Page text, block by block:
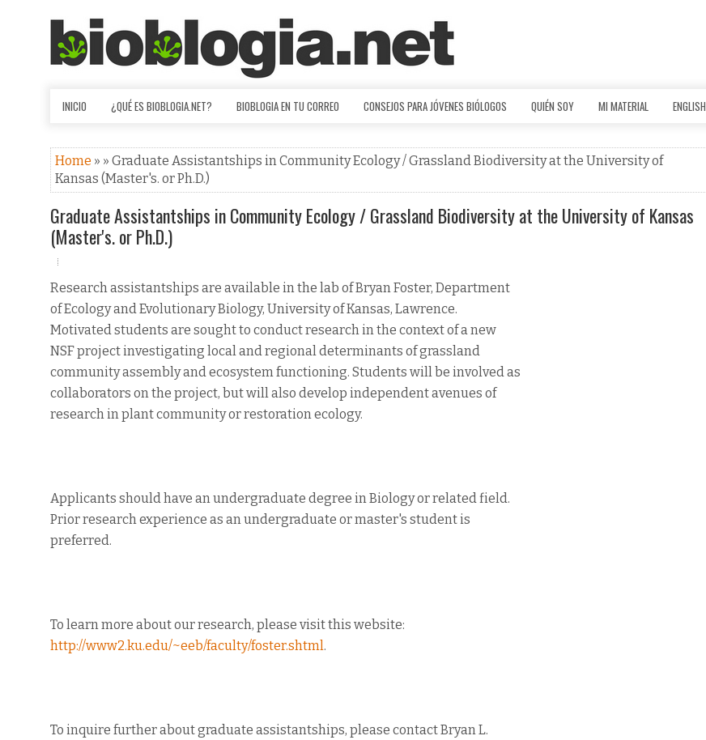
INICIO ¿QUÉ ES BIOBLOGIA.NET? BIOBLOGIA EN TU CORREO CONSEJOS PARA JÓVENES BIÓLOGOS QUIÉN SOY MI MATERIAL ENGLISH
Home » » Graduate Assistantships in Community Ecology / Grassland Biodiversity at the University of
Kansas (Master's. or Ph.D.)
Graduate Assistantships in Community Ecology / Grassland Biodiversity at the University of Kansas
(Master's. or Ph.D.)
Research assistantships are available in the lab of Bryan Foster, Department
of Ecology and Evolutionary Biology, University of Kansas, Lawrence.
Motivated students are sought to conduct research in the context of a new
NSF project investigating local and regional determinants of grassland
community assembly and ecosystem functioning. Students will be involved as
collaborators on the project, but will also develop independent avenues of
research in plant community or restoration ecology.
Applicants should have an undergraduate degree in Biology or related field.
Prior research experience as an undergraduate or master's student is
preferred.
To learn more about our research, please visit this website:
http://www2.ku.edu/~eeb/faculty/foster.shtml.
To inquire further about graduate assistantships, please contact Bryan L.